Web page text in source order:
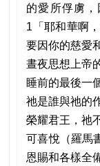
的愛所俘虜，
1「耶和華啊
要因你的慈愛
晝夜思想上帝
睡前的最後一
祂是誰與祂的
榮耀君王，祂
可喜悅（羅馬
恩賜和各樣全